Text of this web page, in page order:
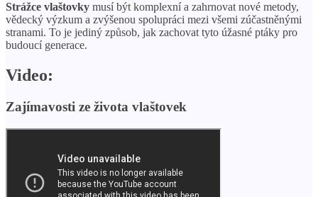
Strážce vlaštovky musí být komplexní a zahrnovat nové metody,
vědecký výzkum a zvýšenou spolupráci mezi všemi zúčastněnými
stranami. To je jediný způsob, jak zachovat tyto úžasné ptáky pro
budoucí generace.
Video:
Zajímavosti ze života vlaštovek